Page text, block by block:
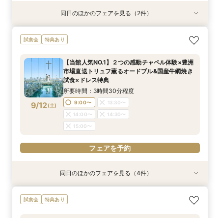
9/9(水)
【少人数限定】 挙式＆会食プライベートウエ
ディングフェア
11:00〜
13:00〜
15:00〜
フェアを予約
9/9(水)
【見積り比較】 選べる2つのチャペル体験×安心
◎ご予算相談会
11:00〜
13:00〜
15:00〜
フェアを予約
同日のほかのフェアを見る（2件）
試食会 特典あり
9/12(土)
【当館人気NO.1】２つの感動チャペル体験×豊洲
市場直送トリュフ薫るオードブル&国産牛網焼き
試食×ドレス特典
所要時間：3時間30分程度
9:00〜
13:30〜
14:00〜
14:30〜
15:00〜
フェアを予約
【見積り徹底比較！】 感動チャペル体験×安心◎
お見積り相談会
【ドレス特典◎】感動チャペル＆本番直前コー
ディネート体験
特典あり
初見特典有◎【安心！初めてを応援】豪華無料試
食×ホテルWDまるっと体験
特典あり
【6名から25名に◎】 絶景を楽しめる少人数
WD×豪華試食会
同日のほかのフェアを見る（4件）
試食会 特典あり